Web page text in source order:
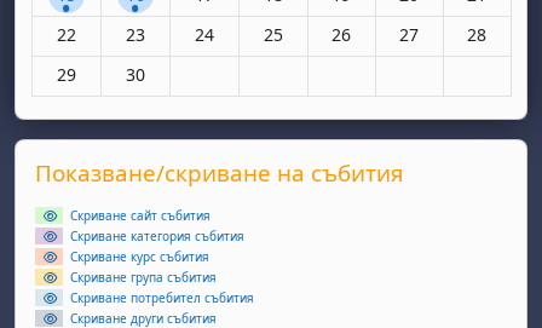
Няма събития, понеделник, 22 юни
22 Няма събития, вторник, 23 юни
23 Няма събития, сряда, 24 юни
24 Няма събития, четвъртък, 25 юни
25 Няма събития, петък, 26
26 Няма събития,
27 Няма
28
Няма събития, понеделник, 29 юни
29 Няма събития, вторник, 30 юни
30
Supplementary blocks
Прескочи Показване/скриване на събития
Показване/скриване на събития
Скриване сайт събития
Скриване категория събития
Скриване курс събития
Скриване група събития
Скриване потребител събития
Скриване други събития